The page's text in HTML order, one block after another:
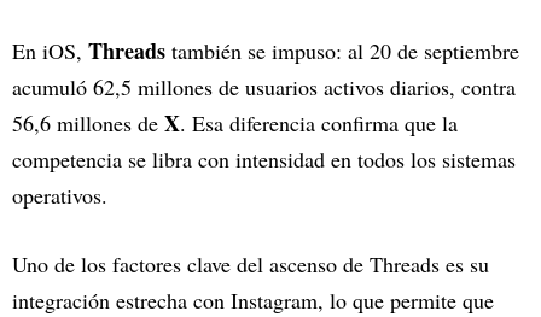
En iOS, Threads también se impuso: al 20 de septiembre
acumuló 62,5 millones de usuarios activos diarios, contra
56,6 millones de X. Esa diferencia confirma que la
competencia se libra con intensidad en todos los sistemas
operativos.
Uno de los factores clave del ascenso de Threads es su
integración estrecha con Instagram, lo que permite que